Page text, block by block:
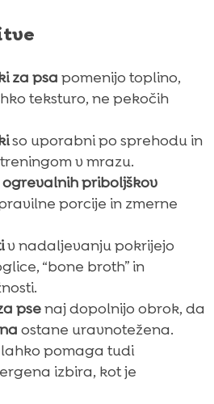
za psa pomenijo toplino,
teksturo, ne pekočih
so uporabni po sprehodu in
v mrazu.
priboljškov
porcije in zmerne
v nadaljevanju pokrijejo
“bone broth” in
psenaj dopolnijo obrok, da
ostane uravnotežena.
pomaga tudi
izbira, kot je